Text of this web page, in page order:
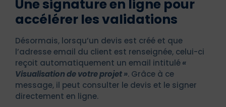
Une signature en ligne pour
accélérer les validations
Désormais, lorsqu’un devis est créé et que
l’adresse email du client est renseignée, celui-ci
reçoit automatiquement un email intitulé«
Visualisation de votre projet ». Grâce à ce
message, il peut consulter le devis et le signer
directement en ligne.